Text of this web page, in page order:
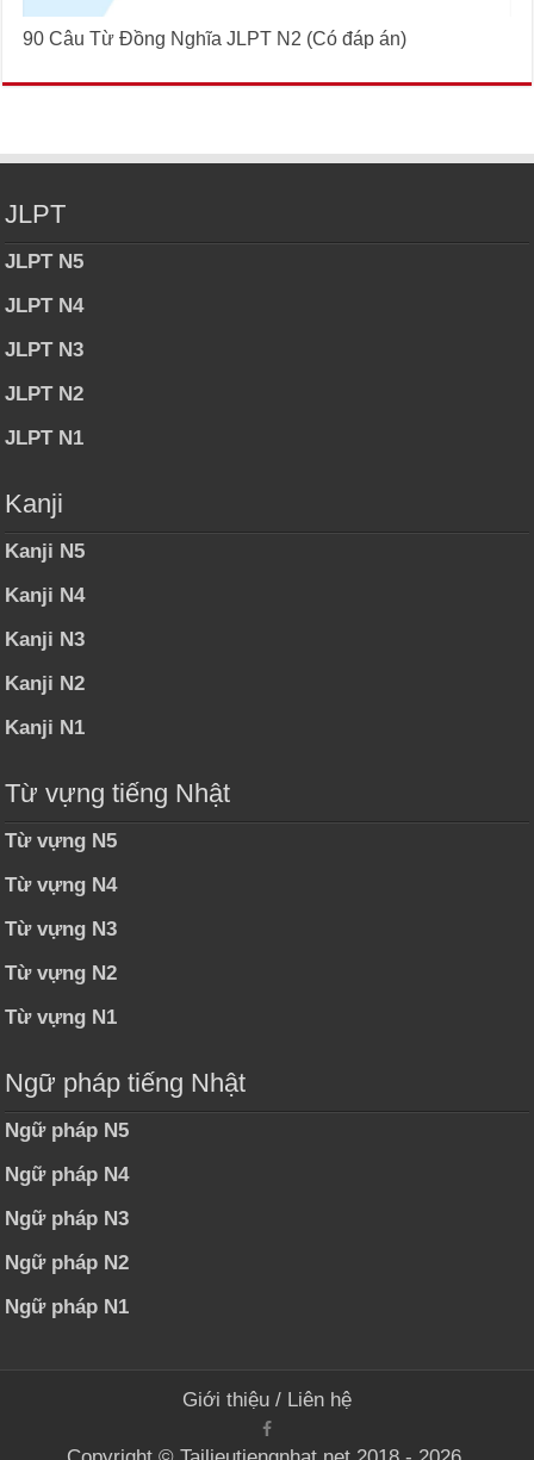
90 Câu Từ Đồng Nghĩa JLPT N2 (Có đáp án)
JLPT
JLPT N5
JLPT N4
JLPT N3
JLPT N2
JLPT N1
Kanji
Kanji N5
Kanji N4
Kanji N3
Kanji N2
Kanji N1
Từ vựng tiếng Nhật
Từ vựng N5
Từ vựng N4
Từ vựng N3
Từ vựng N2
Từ vựng N1
Ngữ pháp tiếng Nhật
Ngữ pháp N5
Ngữ pháp N4
Ngữ pháp N3
Ngữ pháp N2
Ngữ pháp N1
Giới thiệu / Liên hệ